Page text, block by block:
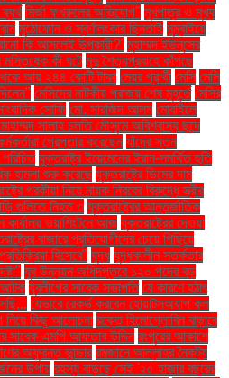
মির্জা ফখরুলের অভিযোগ" মুখপাত্র ও মুখ্য
মুঠোফোন ও স্বর্ণালংকার ছিনতাই মুম্বাইয়ে
কি আসলেই উপকারী?' মুহাম্মদ ইউনূসের
কী ঘটে মৃদু শৈত্যপ্রবাহে কাঁপছে
আয় ২৪৪ কোটি টাকা মেয়র প্রার্থী মেসি মেসি
মেসিদের নাটকীয় পরাজয় শেষ মুহূর্তে মেসির
সোফি মো. সারজিদ আলম মোবাইলে
সালাহ চলতি মৌসুমে অবিশ্বাস্য ছন্দে
গ্রেপ্তার করেছেন যাঁদের স্তন
পরিচিত যুক্তরাষ্ট্র ইয়েমেনের ইরান-সমর্থিত হুতি
হামলা শুরু করেছে যুক্তরাষ্ট্রে ডিমের দাম
পরকীয়া নিয়ে নায়ক নিরবের বিরুদ্ধে স্ত্রীর
গুলিতে নিহত ৩ যুক্তরাষ্ট্রের আন্তর্জাতিক
ওয়াশিংটনে আজ যুক্তরাষ্ট্রের দেওয়া
বাজারে প্রতিযোগীদের চেয়ে পিছিয়ে
হিসেবে" যুদ্ধ যুদ্ধকালীন সতর্কতার
যুব উন্নয়ন অধিদপ্তরে ১২০ পদের বড়
আটক যুবলীগের সাবেক সভাপতি যে কারণে হঠাৎ
যেভাবে রেকর্ড করবেন হোয়াটসঅ্যাপ কল
নিয়ে কিছু আলোচনা রক্তে হিমোগ্লোবিন বাড়াবে
সাবেক এমপি আফতাব উদ্দিন রংপুরের আকাশে
অফুরন্ত ভান্ডার রমজানে আল্লাহর নৈকট্য
উপায় রহস্য বাড়ছে সেই '২৫ হাজার বছরের